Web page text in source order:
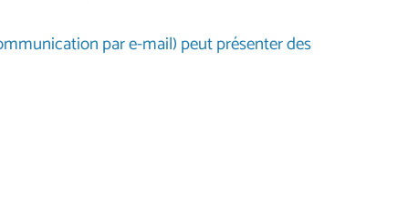
par e-mail) peut présenter des